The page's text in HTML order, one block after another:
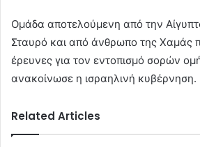
Ομάδα αποτελούμενη από την
Σταυρό και από άνθρωπο της Χαμάς
έρευνες για τον εντοπισμό σορών
ανακοίνωσε η ισραηλινή κυβέρνηση.
Related Articles